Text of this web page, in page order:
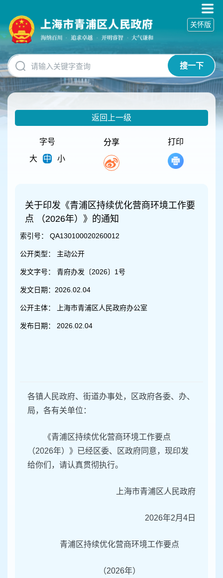
碍
操
明
跳
转
到
网
搜一下
关怀版
返回上一级
字号
大
中 小
分享 打印
关于印发《青浦区持续优化营商环境工作要
点 （2026年）》的通知
索引号： QA130100020260012
公开类型： 主动公开
发文字号： 青府办发〔2026〕1号
发文日期： 2026.02.04
公开主体： 上海市青浦区人民政府办公室
发布日期： 2026.02.04
各镇人民政府、街道办事处，区政府各委、办、
局，各有关单位：
《青浦区持续优化营商环境工作要点
（2026年）》已经区委、区政府同意，现印发
给你们，请认真贯彻执行。
上海市青浦区人民政府
2026年2月4日
青浦区持续优化营商环境工作要点
（2026年）